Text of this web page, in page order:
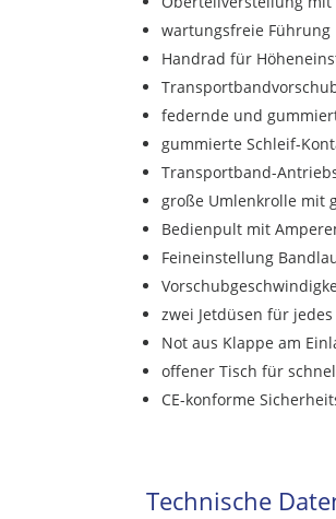
wartungsfreie Führung
Handrad für
federnde und
gummierte Schleif-
Transportband-
große Umlenkrolle mit
Bedienpult mit
Feineinstellung
zwei Jetdüsen für
Not aus Klappe am
offener Tisch für
CE-konforme
Technische